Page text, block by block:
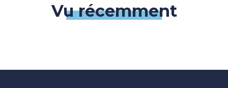
Vu récemment